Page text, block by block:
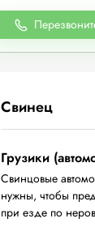
Свинец
Грузики
Свинцовые
нужны, чтобы
при езде по